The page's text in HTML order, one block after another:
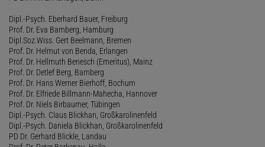
Dipl.-Psych. Eberhard Bauer, Freiburg
Prof. Dr. Eva Bamberg, Hamburg
Dipl.Soz.Wiss. Gert Beelmann, Bremen
Prof. Dr. Helmut von Benda, Erlangen
Prof. Dr. Hellmuth Benesch (Emeritus), Mainz
Prof. Dr. Detlef Berg, Bamberg
Prof. Dr. Hans Werner Bierhoff, Bochum
Prof. Dr. Elfriede Billmann-Mahecha, Hannover
Prof. Dr. Niels Birbaumer, Tübingen
Dipl.-Psych. Claus Blickhan, Großkarolinenfeld
Dipl.-Psych. Daniela Blickhan, Großkarolinenfeld
PD Dr. Gerhard Blickle, Landau